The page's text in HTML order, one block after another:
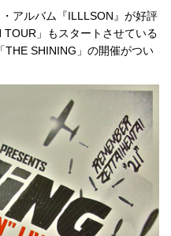
アルバム『ILLLSON』が好評
」もスタートさせている
THE SHINING」の開催がつい